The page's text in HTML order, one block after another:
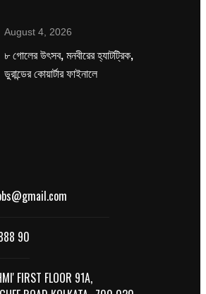
August 4, 2026
৮ গোলের উৎসব, মনবীরের হ্যাটট্রিক,
ডুরান্ডের কোয়ার্টার ফাইনালে
90
FIRST FLOOR 91A,